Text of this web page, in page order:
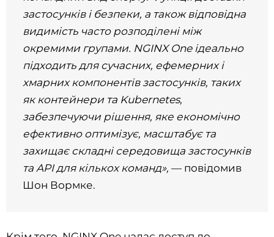
застосунків і безпеки, а також відповідна
видимість часто розподілені між
окремими групами. NGINX One ідеально
підходить для сучасних, ефемерних і
хмарних компонентів застосунків, таких
як контейнери та Kubernetes,
забезпечуючи рішення, яке економічно
ефективно оптимізує, масштабує та
захищає складні середовища застосунків
та API для кількох команд», — повідомив
Шон Вормке.